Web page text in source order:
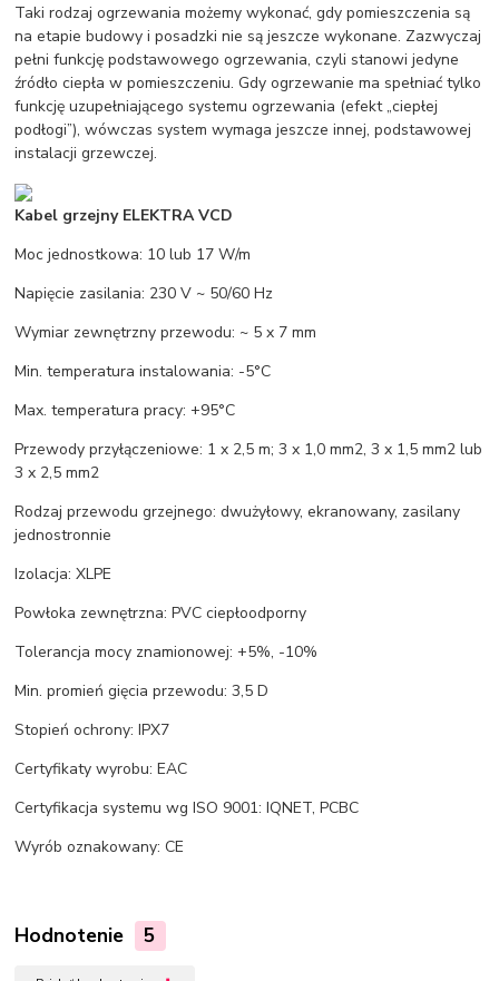
Taki rodzaj ogrzewania możemy wykonać, gdy pomieszczenia są
na etapie budowy i posadzki nie są jeszcze wykonane. Zazwyczaj
pełni funkcję podstawowego ogrzewania, czyli stanowi jedyne
źródło ciepła w pomieszczeniu. Gdy ogrzewanie ma spełniać tylko
funkcję uzupełniającego systemu ogrzewania (efekt „ciepłej
podłogi”), wówczas system wymaga jeszcze innej, podstawowej
instalacji grzewczej.
Kabel grzejny ELEKTRA VCD
Moc jednostkowa: 10 lub 17 W/m
Napięcie zasilania: 230 V ~ 50/60 Hz
Wymiar zewnętrzny przewodu: ~ 5 x 7 mm
Min. temperatura instalowania: -5°C
Max. temperatura pracy: +95°C
Przewody przyłączeniowe: 1 x 2,5 m; 3 x 1,0 mm2, 3 x 1,5 mm2 lub
3 x 2,5 mm2
Rodzaj przewodu grzejnego: dwużyłowy, ekranowany, zasilany
jednostronnie
Izolacja: XLPE
Powłoka zewnętrzna: PVC ciepłoodporny
Tolerancja mocy znamionowej: +5%, -10%
Min. promień gięcia przewodu: 3,5 D
Stopień ochrony: IPX7
Certyfikaty wyrobu: EAC
Certyfikacja systemu wg ISO 9001: IQNET, PCBC
Wyrób oznakowany: CE
Hodnotenie 5